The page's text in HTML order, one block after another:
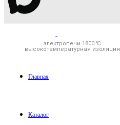
электропечи 1800 ℃
высокотемпературная изоляция
Главная
Каталог